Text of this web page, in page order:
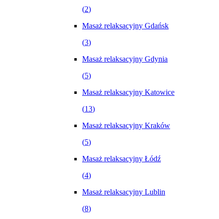
(2)
Masaż relaksacyjny Gdańsk
(3)
Masaż relaksacyjny Gdynia
(5)
Masaż relaksacyjny Katowice
(13)
Masaż relaksacyjny Kraków
(5)
Masaż relaksacyjny Łódź
(4)
Masaż relaksacyjny Lublin
(8)